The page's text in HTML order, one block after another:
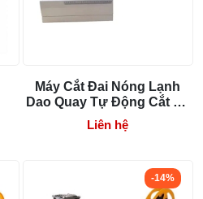
Máy Cắt Đai Nóng Lạnh
Dao Quay Tự Động Cắt Đa
Góc 226
Liên hệ
-14%